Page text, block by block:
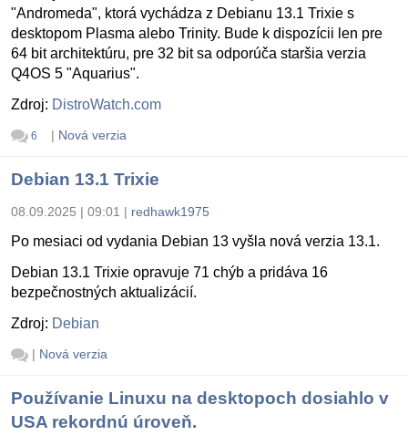
"Andromeda", ktorá vychádza z Debianu 13.1 Trixie s
desktopom Plasma alebo Trinity. Bude k dispozícii len pre
64 bit architektúru, pre 32 bit sa odporúča staršia verzia
Q4OS 5 "Aquarius".
Zdroj: DistroWatch.com
6 | Nová verzia
Debian 13.1 Trixie
08.09.2025 | 09:01 | redhawk1975
Po mesiaci od vydania Debian 13 vyšla nová verzia 13.1.
Debian 13.1 Trixie opravuje 71 chýb a pridáva 16
bezpečnostných aktualizácií.
Zdroj: Debian
| Nová verzia
Používanie Linuxu na desktopoch dosiahlo v
USA rekordnú úroveň.